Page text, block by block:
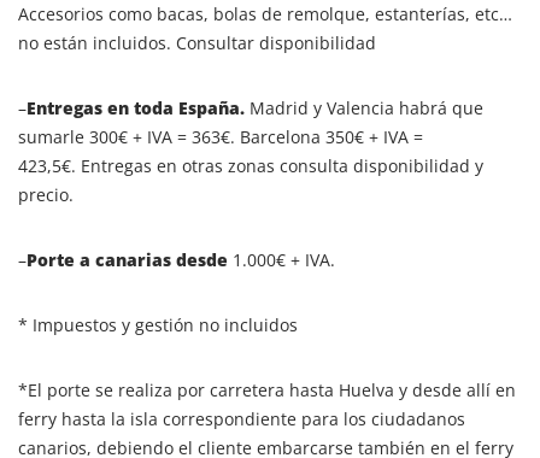
Accesorios como bacas, bolas de remolque, estanterías, etc…
no están incluidos. Consultar disponibilidad
–Entregas en toda España. Madrid y Valencia habrá que
sumarle 300€ + IVA = 363€. Barcelona 350€ + IVA =
423,5€. Entregas en otras zonas consulta disponibilidad y
precio.
–Porte a canarias desde 1.000€ + IVA.
* Impuestos y gestión no incluidos
*El porte se realiza por carretera hasta Huelva y desde allí en
ferry hasta la isla correspondiente para los ciudadanos
canarios, debiendo el cliente embarcarse también en el ferry